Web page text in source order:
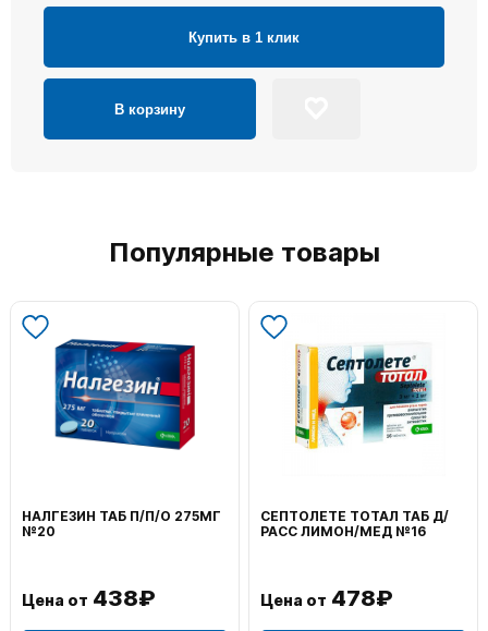
Купить в 1 клик
В корзину
Популярные товары
НАЛГЕЗИН ТАБ П/П/О 275МГ
№20
Цена от 438₽
СЕПТОЛЕТЕ ТОТАЛ ТАБ Д/
РАСС ЛИМОН/МЕД №16
Цена от 478₽